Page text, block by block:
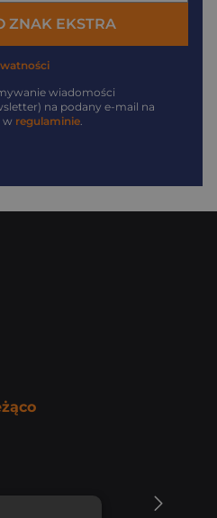
ZNAK EKSTRA
wiadomości
na podany e-mail na
w regulaminie